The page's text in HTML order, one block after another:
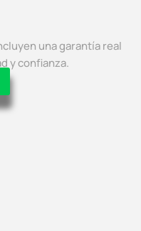
una garantía real
y confianza.